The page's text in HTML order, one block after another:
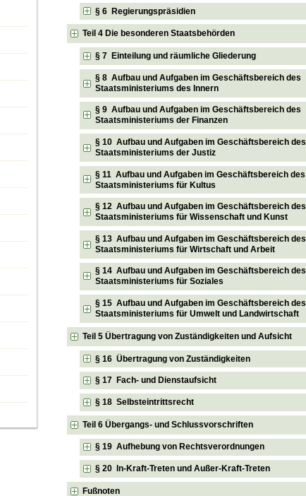
§ 6 Regierungspräsidien
Teil 4 Die besonderen Staatsbehörden
§ 7 Einteilung und räumliche Gliederung
§ 8 Aufbau und Aufgaben im Geschäftsbereich des
Staatsministeriums des Innern
§ 9 Aufbau und Aufgaben im Geschäftsbereich des
Staatsministeriums der Finanzen
§ 10 Aufbau und Aufgaben im Geschäftsbereich des
Staatsministeriums der Justiz
§ 11 Aufbau und Aufgaben im Geschäftsbereich des
Staatsministeriums für Kultus
§ 12 Aufbau und Aufgaben im Geschäftsbereich des
Staatsministeriums für Wissenschaft und Kunst
§ 13 Aufbau und Aufgaben im Geschäftsbereich des
Staatsministeriums für Wirtschaft und Arbeit
§ 14 Aufbau und Aufgaben im Geschäftsbereich des
Staatsministeriums für Soziales
§ 15 Aufbau und Aufgaben im Geschäftsbereich des
Staatsministeriums für Umwelt und Landwirtschaft
Teil 5 Übertragung von Zuständigkeiten und Aufsicht
§ 16 Übertragung von Zuständigkeiten
§ 17 Fach- und Dienstaufsicht
§ 18 Selbsteintrittsrecht
Teil 6 Übergangs- und Schlussvorschriften
§ 19 Aufhebung von Rechtsverordnungen
§ 20 In-Kraft-Treten und Außer-Kraft-Treten
Fußnoten